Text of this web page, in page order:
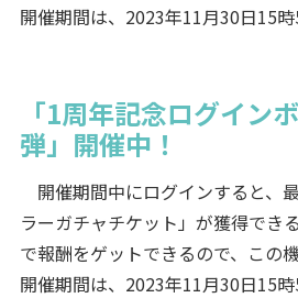
開催期間は、2023年11月30日15時
「1周年記念ログイン
弾」開催中！
開催期間中にログインすると、
ラーガチャチケット」が獲得でき
で報酬をゲットできるので、この
開催期間は、2023年11月30日15時